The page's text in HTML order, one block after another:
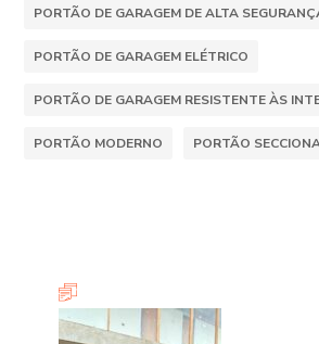
PORTÃO DE GARAGEM DE ALTA
PORTÃO DE GARAGEM ELÉTRICO
PORTÃO DE GARAGEM RESISTENTE ÀS
PORTÃO MODERNO PORTÃO